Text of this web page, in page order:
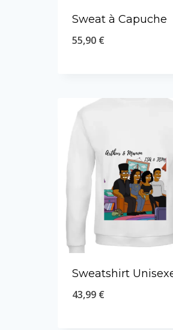
Sweat à Capuche
55,90 €
Sweatshirt
43,99 €